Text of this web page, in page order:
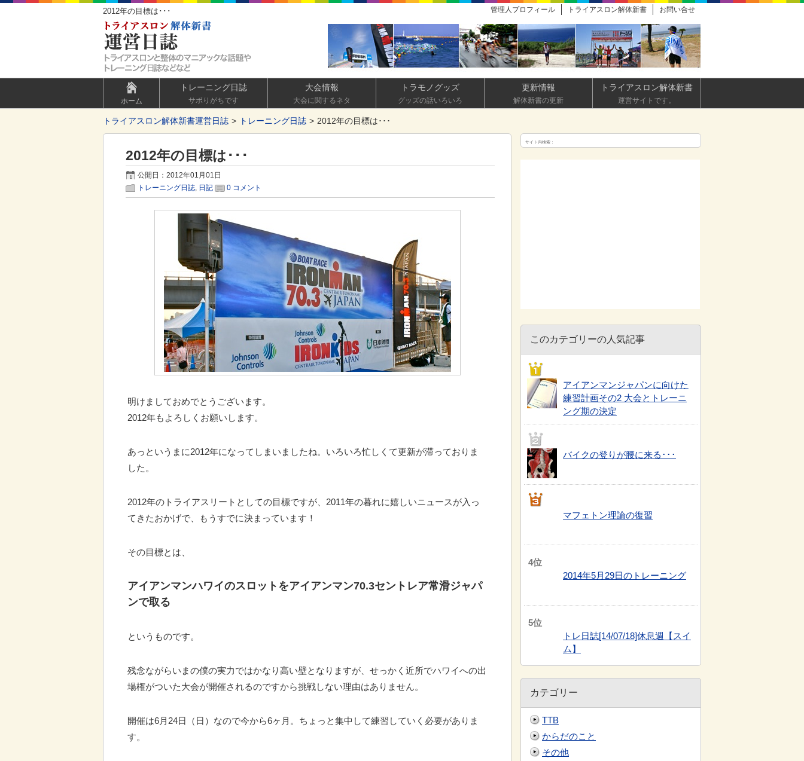
2012年の目標は･･･ お問い合せ
トライアスロン解体新書
管理人プロフィール
ホーム
トレーニング日誌
サボりがちです
大会情報
大会に関するネタ
トラモノグッズ
グッズの話いろいろ
更新情報
解体新書の更新
トライアスロン解体新書
運営サイトです。
トライアスロン解体新書運営日誌 トレーニング日誌 2012年の目標は･･･
2012年の目標は･･･
公開日：2012年01月01日
トレーニング日誌, 日記 0 コメント
明けましておめでとうございます。
2012年もよろしくお願いします。
あっというまに2012年になってしまいましたね。いろいろ忙しくて更新が滞っておりま
した。
2012年のトライアスリートとしての目標ですが、2011年の暮れに嬉しいニュースが入っ
てきたおかげで、もうすでに決まっています！
その目標とは、
アイアンマンハワイのスロットをアイアンマン70.3セントレア常滑ジャパ
ンで取る
というものです。
残念ながらいまの僕の実力ではかなり高い壁となりますが、せっかく近所でハワイへの出
場権がついた大会が開催されるのですから挑戦しない理由はありません。
開催は6月24日（日）なので今から6ヶ月。ちょっと集中して練習していく必要がありま
す。
サイト内検索：
このカテゴリーの人気記事
アイアンマンジャパンに向けた
練習計画その2 大会とトレーニ
ング期の決定
バイクの登りが腰に来る･･･
マフェトン理論の復習
2014年5月29日のトレーニング
トレ日誌[14/07/18]休息週【スイ
ム】
カテゴリー
TTB
からだのこと
その他